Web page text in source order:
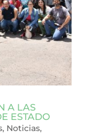
A LAS
ESTADO
, Noticias,